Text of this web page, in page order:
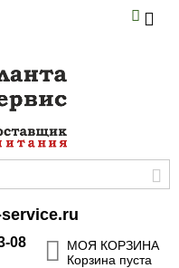
08
МОЯ КОРЗИНА
Корзина пуста